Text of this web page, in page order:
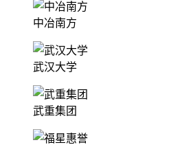
中冶南方
武汉大学
武重集团